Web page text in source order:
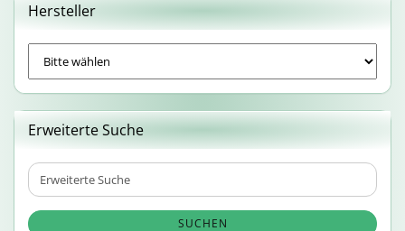
Hersteller
Erweiterte Suche
Erweiterte
Suche
SUCHEN